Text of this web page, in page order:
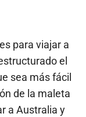
para viajar a
el
sea más fácil
de la maleta
a Australia y